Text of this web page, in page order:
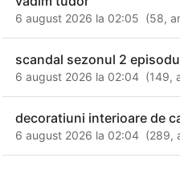
6 august 2026 la 02:05 (58,
scandal sezonul 2
6 august 2026 la 02:04 (149,
decoratiuni interioare de
6 august 2026 la 02:04 (289,